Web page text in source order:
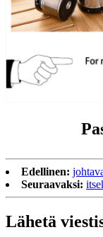
Edellinen:
Seuraavaksi:
Lähetä